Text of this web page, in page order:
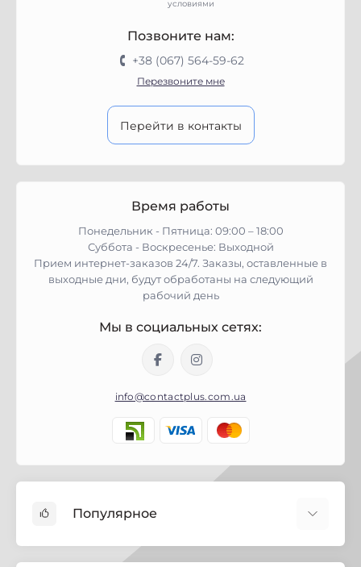
условиями
Позвоните нам:
+38 (067) 564-59-62
Перезвоните мне
Перейти в контакты
Время работы
Понедельник - Пятница: 09:00 – 18:00
Суббота - Воскресенье: Выходной
Прием интернет-заказов 24/7. Заказы, оставленные в
выходные дни, будут обработаны на следующий
рабочий день
Мы в социальных сетях:
info@contactplus.com.ua
Популярное